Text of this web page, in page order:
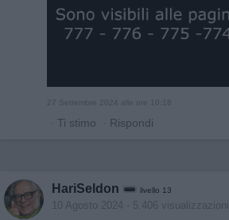
27 Settembre 2024 alle ore 10:18
· Ti stimo · Rispondi
HariSeldon livello 13
10 Agosto 2024 - 5.406 visualizzazioni